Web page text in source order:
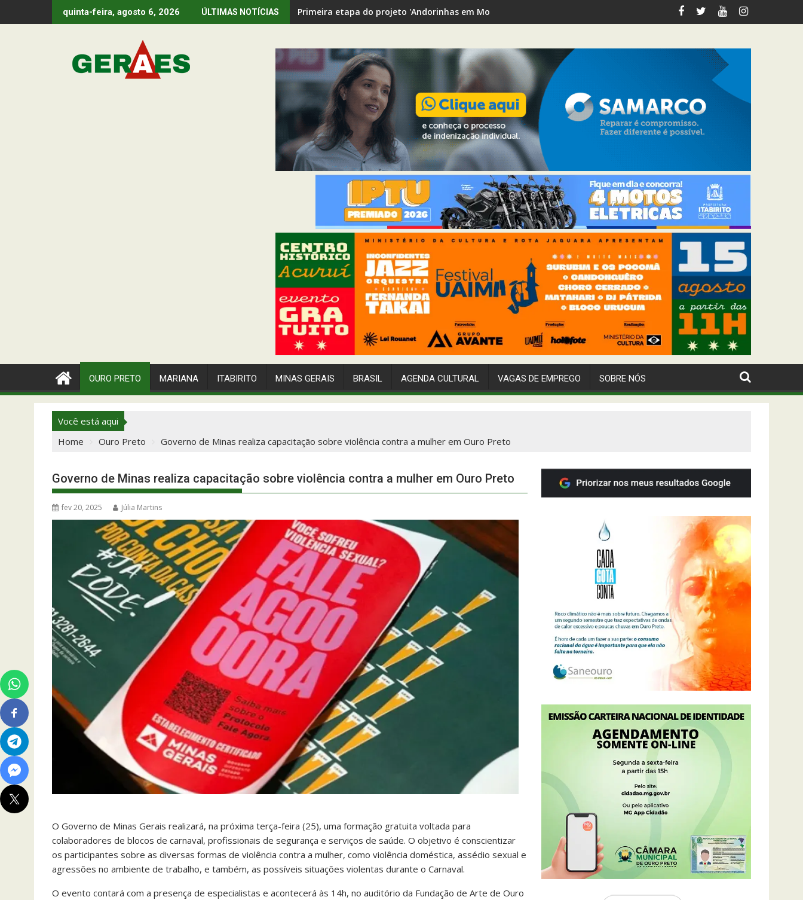
to
quinta-feira, agosto 6, 2026 ÚLTIMAS NOTÍCIAS Primeira etapa do projeto 'Andorinhas em Movimento' revitaliza 12 km de trilhas
OURO PRETO MARIANA ITABIRITO MINAS GERAIS BRASIL AGENDA CULTURAL VAGAS DE EMPREGO SOBRE NÓS
Você está aqui
Home
Ouro Preto Governo de Minas realiza capacitação sobre violência contra a mulher em Ouro Preto
Governo de Minas realiza capacitação sobre violência contra a mulher em Ouro Preto
fev 20, 2025 Júlia Martins
O Governo de Minas Gerais realizará, na próxima terça-feira (25), uma formação gratuita voltada para
colaboradores de blocos de carnaval, profissionais de segurança e serviços de saúde. O objetivo é conscientizar
os participantes sobre as diversas formas de violência contra a mulher, como violência doméstica, assédio sexual e
agressões no ambiente de trabalho, e também, as possíveis situações violentas durante o Carnaval.
O evento contará com a presença de especialistas e acontecerá às 14h, no auditório da Fundação de Arte de Ouro